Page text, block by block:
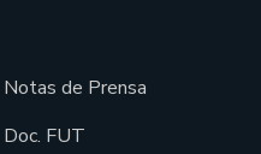
Notas de Prensa
Doc. FUT